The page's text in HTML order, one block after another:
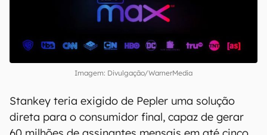
Imagem: Divulgação/WarnerMedia
Stankey teria exigido de Pepler uma solução
direta para o consumidor final, capaz de gerar